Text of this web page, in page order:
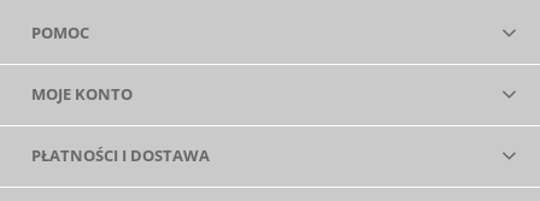
POMOC
MOJE KONTO
PŁATNOŚCI I DOSTAWA